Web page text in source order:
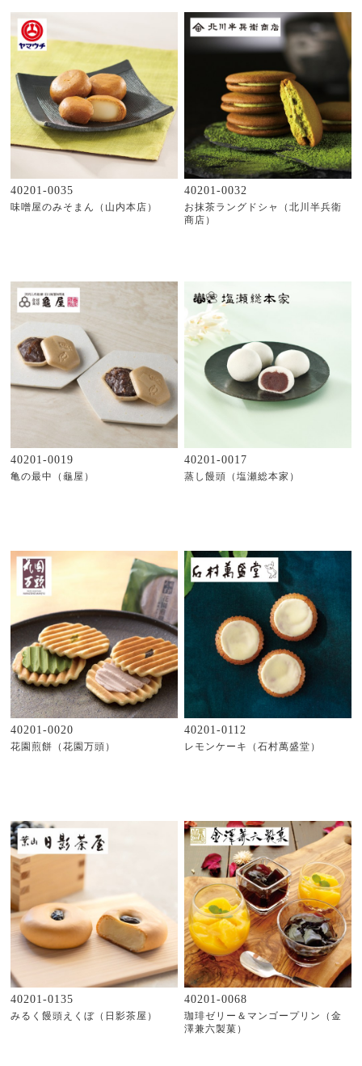
40201-0035
味噌屋のみそまん（山内本店）
40201-0032
お抹茶ラングドシャ（北川半兵衛
商店）
40201-0019
亀の最中（龜屋）
40201-0017
蒸し饅頭（塩瀬総本家）
40201-0020
花園煎餅（花園万頭）
40201-0112
レモンケーキ（石村萬盛堂）
40201-0135
みるく饅頭えくぼ（日影茶屋）
40201-0068
珈琲ゼリー＆マンゴープリン（金
澤兼六製菓）